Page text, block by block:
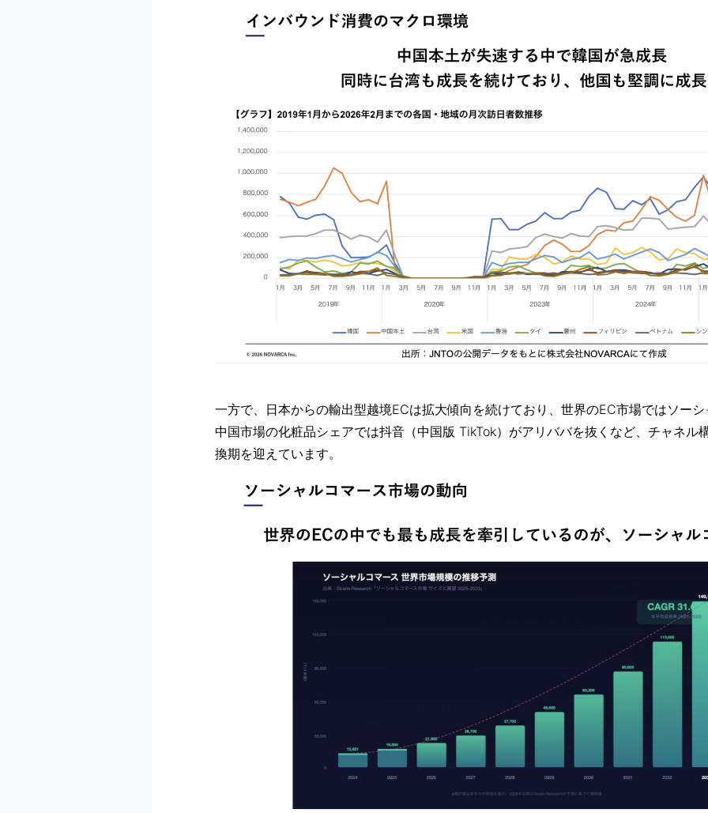
⼀⽅で、⽇本からの輸出型越境ECは拡⼤傾向を続けており、世界のEC市場ではソー
中国市場の化粧品シェアでは抖⾳（中国版 TikTok）がアリババを抜くなど、チャネル
換期を迎えています。